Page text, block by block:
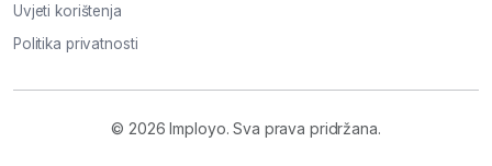
Uvjeti korištenja
Politika privatnosti
© 2026 Imployo. Sva prava pridržana.